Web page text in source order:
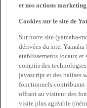
et nos actions
Cookies sur le site de
Sur notre site (yamaha-
dérivées du site,
établissements locaux
compris des
javascript et des balises
fonctionnels contribuant
offrant au visiteur des
visite plus agréable